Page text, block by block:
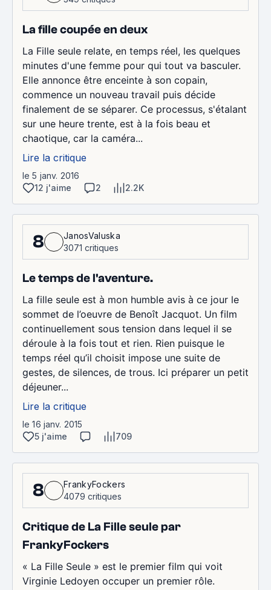
La fille coupée en deux
La Fille seule relate, en temps réel, les quelques
minutes d'une femme pour qui tout va basculer.
Elle annonce être enceinte à son copain,
commence un nouveau travail puis décide
finalement de se séparer. Ce processus, s'étalant
sur une heure trente, est à la fois beau et
chaotique, car la caméra...
Lire la critique
le 5 janv. 2016
12 j'aime
2 2.2K
8
JanosValuska
3071 critiques
Le temps de l'aventure.
La fille seule est à mon humble avis à ce jour le
sommet de l’oeuvre de Benoît Jacquot. Un film
continuellement sous tension dans lequel il se
déroule à la fois tout et rien. Rien puisque le
temps réel qu’il choisit impose une suite de
gestes, de silences, de trous. Ici préparer un petit
déjeuner...
Lire la critique
le 16 janv. 2015
5 j'aime
709
8
FrankyFockers
4079 critiques
Critique de La Fille seule par
FrankyFockers
« La Fille Seule » est le premier film qui voit
Virginie Ledoyen occuper un premier rôle.